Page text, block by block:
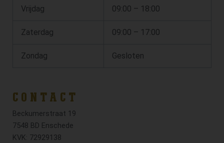
Vrijdag 09:00 – 18:00
Zaterdag 09:00 – 17:00
Zondag Gesloten
CONTACT
Beckumerstraat 19
7548 BD Enschede
KVK: 72929138